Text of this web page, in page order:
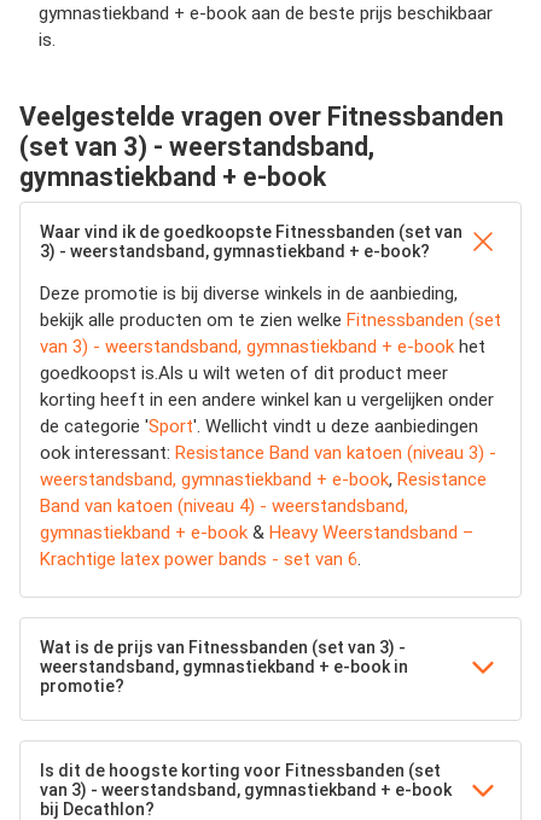
gymnastiekband + e-book aan de beste prijs beschikbaar
is.
Veelgestelde vragen over Fitnessbanden
(set van 3) - weerstandsband,
gymnastiekband + e-book
Waar vind ik de goedkoopste Fitnessbanden (set van
3) - weerstandsband, gymnastiekband + e-book?
Deze promotie is bij diverse winkels in de aanbieding,
bekijk alle producten om te zien welke Fitnessbanden (set
van 3) - weerstandsband, gymnastiekband + e-book het
goedkoopst is.Als u wilt weten of dit product meer
korting heeft in een andere winkel kan u vergelijken onder
de categorie 'Sport'. Wellicht vindt u deze aanbiedingen
ook interessant: Resistance Band van katoen (niveau 3) -
weerstandsband, gymnastiekband + e-book, Resistance
Band van katoen (niveau 4) - weerstandsband,
gymnastiekband + e-book & Heavy Weerstandsband –
Krachtige latex power bands - set van 6
Wat is de prijs van Fitnessbanden (set van 3) -
weerstandsband, gymnastiekband + e-book in
promotie?
Is dit de hoogste korting voor Fitnessbanden (set
van 3) - weerstandsband, gymnastiekband + e-book
bij Decathlon?